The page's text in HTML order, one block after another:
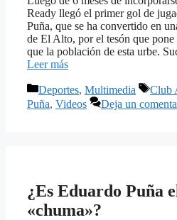
Ready llegó el primer gol de
Puña, que se ha convertido en
de El Alto, por el tesón que
que la población de esta urbe.
Leer más
Categorías
Deportes, Multimedia Club
Puña, Videos Deja un
¿Es Eduardo Puña
«chuma»?